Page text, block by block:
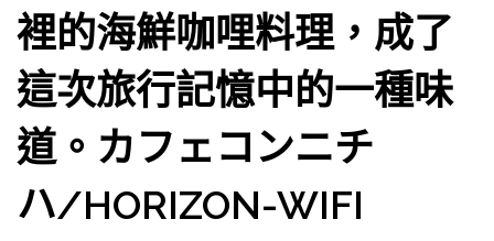
裡的海鮮咖哩料理，成了
這次旅行記憶中的一種味
道。カフェコンニチ
ハ/HORIZON-WIFI